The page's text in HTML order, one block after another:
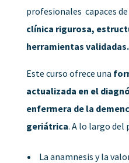
profesionales capaces
clínica rigurosa,
herramientas validadas.
Este curso ofrece una
actualizada en el
enfermera de la
geriátrica. A lo largo del
La anamnesis y la